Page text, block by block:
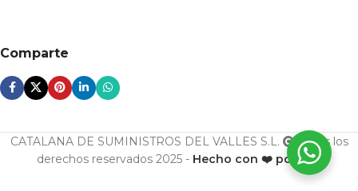
Comparte
CATALANA DE SUMINISTROS DEL VALLES S.L.
Todos los
derechos reservados 2025 - Hecho con ❤️ por ESF